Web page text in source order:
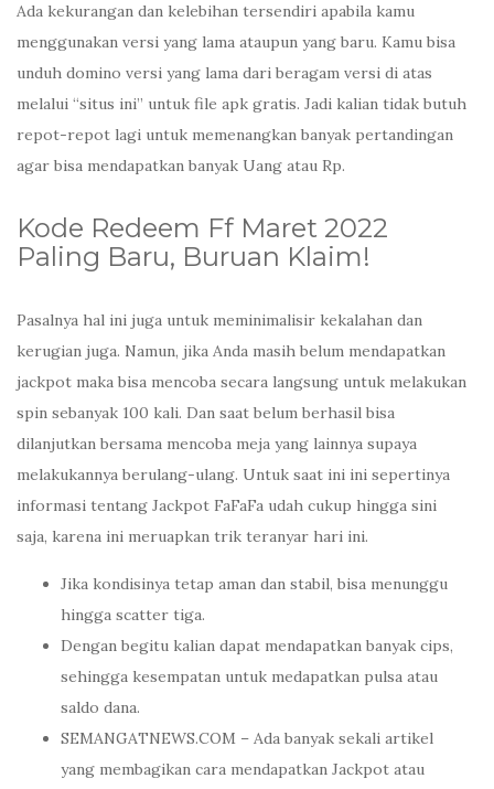
Ada kekurangan dan kelebihan tersendiri apabila kamu
menggunakan versi yang lama ataupun yang baru. Kamu bisa
unduh domino versi yang lama dari beragam versi di atas
melalui “situs ini” untuk file apk gratis. Jadi kalian tidak butuh
repot-repot lagi untuk memenangkan banyak pertandingan
agar bisa mendapatkan banyak Uang atau Rp.
Kode Redeem Ff Maret 2022
Paling Baru, Buruan Klaim!
Pasalnya hal ini juga untuk meminimalisir kekalahan dan
kerugian juga. Namun, jika Anda masih belum mendapatkan
jackpot maka bisa mencoba secara langsung untuk melakukan
spin sebanyak 100 kali. Dan saat belum berhasil bisa
dilanjutkan bersama mencoba meja yang lainnya supaya
melakukannya berulang-ulang. Untuk saat ini ini sepertinya
informasi tentang Jackpot FaFaFa udah cukup hingga sini
saja, karena ini meruapkan trik teranyar hari ini.
Jika kondisinya tetap aman dan stabil, bisa menunggu
hingga scatter tiga.
Dengan begitu kalian dapat mendapatkan banyak cips,
sehingga kesempatan untuk medapatkan pulsa atau
saldo dana.
SEMANGATNEWS.COM – Ada banyak sekali artikel
yang membagikan cara mendapatkan Jackpot atau